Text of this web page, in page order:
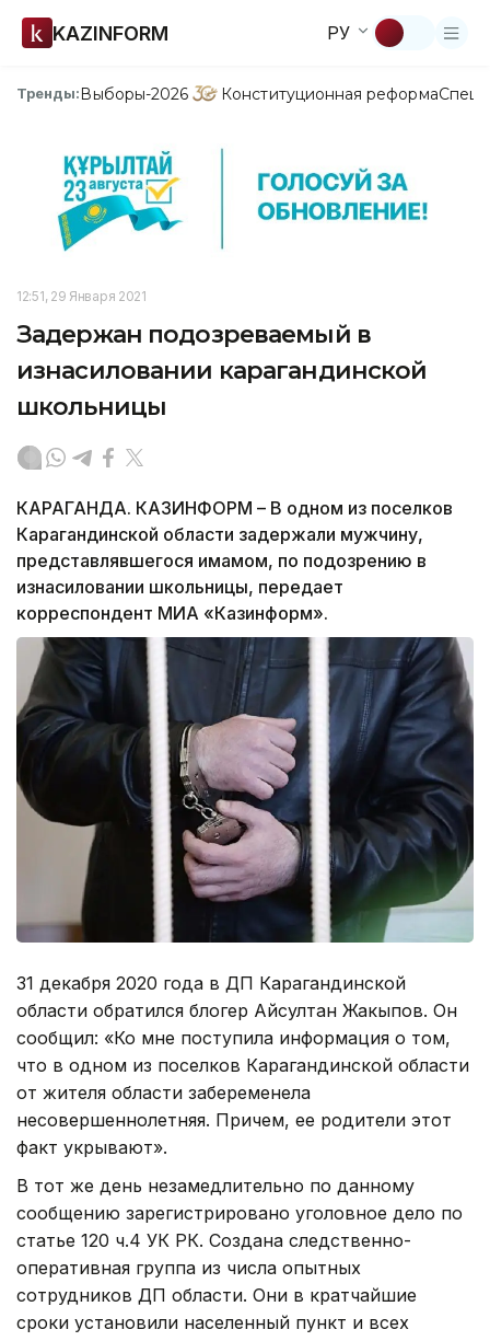
KAZINFORM РУ
Тренды:Выборы-2026 Конституционная реформа
12:51, 29 Января 2021
Задержан подозреваемый в
изнасиловании карагандинской
школьницы
КАРАГАНДА. КАЗИНФОРМ – В одном из поселков
Карагандинской области задержали мужчину,
представлявшегося имамом, по подозрению в
изнасиловании школьницы, передает
корреспондент МИА «Казинформ».
31 декабря 2020 года в ДП Карагандинской
области обратился блогер Айсултан Жакыпов. Он
сообщил: «Ко мне поступила информация о том,
что в одном из поселков Карагандинской области
от жителя области забеременела
несовершеннолетняя. Причем, ее родители этот
факт укрывают».
В тот же день незамедлительно по данному
сообщению зарегистрировано уголовное дело по
статье 120 ч.4 УК РК. Создана следственно-
оперативная группа из числа опытных
сотрудников ДП области. Они в кратчайшие
сроки установили населенный пункт и всех